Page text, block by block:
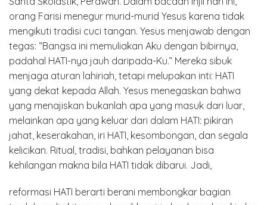
orang Farisi menegur murid-murid Yesus karena tidak
mengikuti tradisi cuci tangan. Yesus menjawab dengan
tegas: “Bangsa ini memuliakan Aku dengan bibirnya,
padahal HATI-nya jauh daripada-Ku.” Mereka sibuk
menjaga aturan lahiriah, tetapi melupakan inti: HATI
yang dekat kepada Allah. Yesus menegaskan bahwa
yang menajiskan bukanlah apa yang masuk dari luar,
melainkan apa yang keluar dari dalam HATI: pikiran
jahat, keserakahan, iri HATI, kesombongan, dan segala
kelicikan. Ritual, tradisi, bahkan pelayanan bisa
kehilangan makna bila HATI tidak dibarui. Jadi,
reformasi HATI berarti berani membongkar bagian